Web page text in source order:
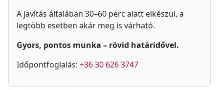
A javítás általában 30–60 perc alatt elkészül, a
legtöbb esetben akár meg is várható.
Gyors, pontos munka – rövid határidővel.
Időpontfoglalás: +36 30 626 3747